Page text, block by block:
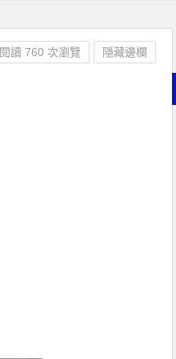
閱讀 760 次瀏覽 隱藏邊欄